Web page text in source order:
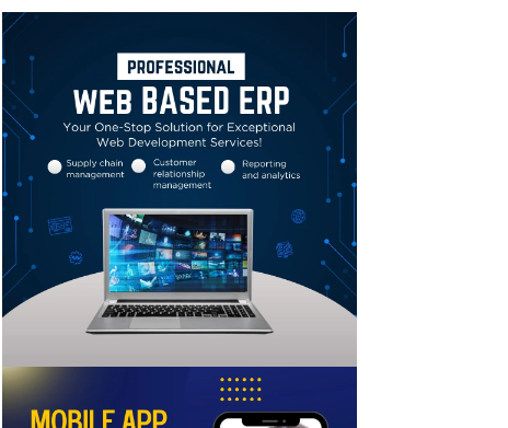
Linkedin Email Print